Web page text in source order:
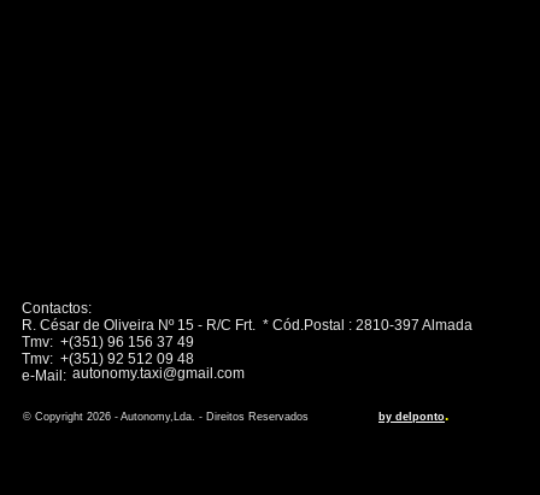
Contactos:
R. César de Oliveira Nº 15 - R/C Frt. * Cód.Postal : 2810-397 Almada
Tmv: +(351) 96 156 37 49
Tmv: +(351) 92 512 09 48
e-Mail:
© Copyright 2026 - Autonomy,Lda. - Direitos Reservados by delponto.
autonomy.taxi@gmail.com